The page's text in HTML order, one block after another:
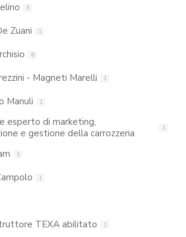
3
Zuani 1
6
- Magneti Marelli 1
Manuli 1
esperto di marketing,
e gestione della carrozzeria
1
1
1
TEXA abilitato 1